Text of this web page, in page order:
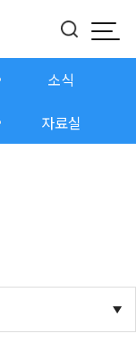
모
버튼
소식
자료실